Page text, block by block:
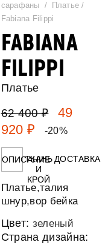
сарафаны
Платье
Fabiana Filippi
FABIANA
FILIPPI
Платье
62 400 ₽
49
920 ₽
-20%
ОПИСАНИЕ
ТКАНЬ
И
КРОЙ
ДОСТАВКА
Платье,талия
шнур,вор бейка
Цвет: зеленый
Страна дизайна: